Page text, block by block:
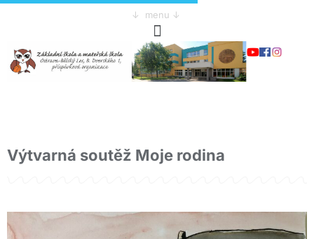
↓ menu ↓
Výtvarná soutěž Moje rodina